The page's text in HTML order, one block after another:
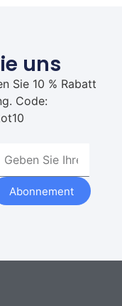
uns
Sie 10 % Rabatt
Code:
Abonnement